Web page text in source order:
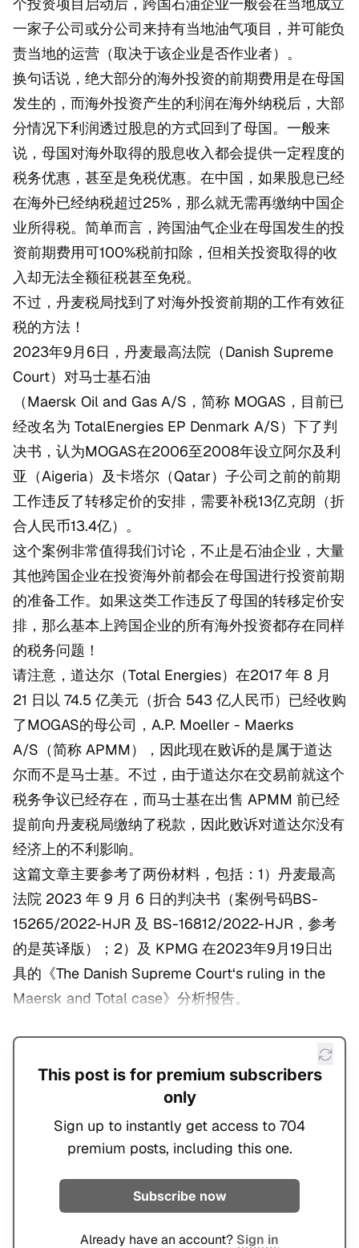
个投资项目启动后，跨国石油企业一般会在当地成立
一家子公司或分公司来持有当地油气项目，并可能负
责当地的运营（取决于该企业是否作业者）。
换句话说，绝大部分的海外投资的前期费用是在母国
发生的，而海外投资产生的利润在海外纳税后，大部
分情况下利润透过股息的方式回到了母国。一般来
说，母国对海外取得的股息收入都会提供一定程度的
税务优惠，甚至是免税优惠。在中国，如果股息已经
在海外已经纳税超过25%，那么就无需再缴纳中国企
业所得税。简单而言，跨国油气企业在母国发生的投
资前期费用可100%税前扣除，但相关投资取得的收
入却无法全额征税甚至免税。
不过，丹麦税局找到了对海外投资前期的工作有效征
税的方法！
2023年9月6日，丹麦最高法院（Danish Supreme
Court）对马士基石油
（Maersk Oil and Gas A/S，简称 MOGAS，目前已
经改名为 TotalEnergies EP Denmark A/S）下了判
决书，认为MOGAS在2006至2008年设立阿尔及利
亚（Aigeria）及卡塔尔（Qatar）子公司之前的前期
工作违反了转移定价的安排，需要补税13亿克朗（折
合人民币13.4亿）。
这个案例非常值得我们讨论，不止是石油企业，大量
其他跨国企业在投资海外前都会在母国进行投资前期
的准备工作。如果这类工作违反了母国的转移定价安
排，那么基本上跨国企业的所有海外投资都存在同样
的税务问题！
请注意，道达尔（Total Energies）在2017 年 8 月
21 日以 74.5 亿美元（折合 543 亿人民币）已经收购
了MOGAS的母公司，A.P. Moeller - Maerks
A/S（简称 APMM），因此现在败诉的是属于道达
尔而不是马士基。不过，由于道达尔在交易前就这个
税务争议已经存在，而马士基在出售 APMM 前已经
提前向丹麦税局缴纳了税款，因此败诉对道达尔没有
经济上的不利影响。
这篇文章主要参考了两份材料，包括：1）丹麦最高
法院 2023 年 9 月 6 日的判决书（案例号码BS-
15265/2022-HJR 及 BS-16812/2022-HJR，参考
的是英译版）；2）及 KPMG 在2023年9月19日出
具的《The Danish Supreme Court‘s ruling in the
Maersk and Total case》分析报告。
This post is for premium subscribers
only
Sign up to instantly get access to 704
premium posts, including this one.
Subscribe now
Already have an account? Sign in